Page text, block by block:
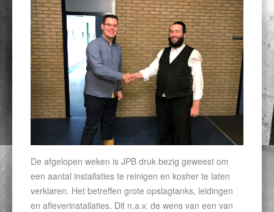
De afgelopen weken is JPB druk bezig geweest om
een aantal installaties te reinigen en kosher te laten
verklaren. Het betreffen grote opslagtanks, leidingen
en afleverinstallaties. Dit n.a.v. de wens van een van